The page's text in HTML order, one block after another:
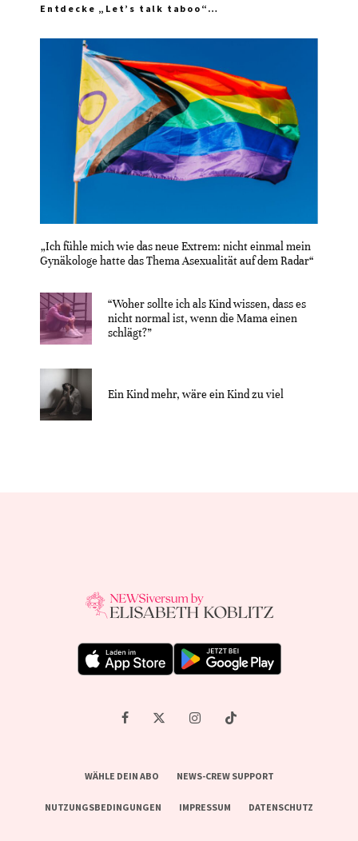
Entdecke „Let’s talk taboo“…
„Ich fühle mich wie das neue Extrem: nicht einmal mein
Gynäkologe hatte das Thema Asexualität auf dem Radar“
“Woher sollte ich als Kind wissen, dass es
nicht normal ist, wenn die Mama einen
schlägt?”
Ein Kind mehr, wäre ein Kind zu viel
WÄHLE DEIN ABO NEWS-CREW SUPPORT
NUTZUNGSBEDINGUNGEN IMPRESSUM DATENSCHUTZ